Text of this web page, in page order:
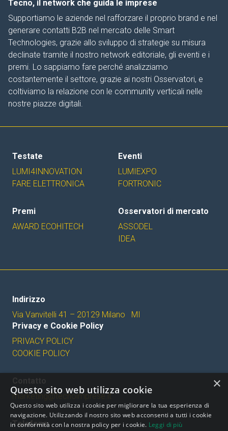
Tecno, il network che guida le imprese
Supportiamo le aziende nel rafforzare il proprio brand e nel
generare contatti B2B nel mercato delle Smart
Technologies, grazie allo sviluppo di strategie su misura
declinate tramite il nostro network editoriale, gli eventi e i
premi. Lo sappiamo fare perché analizziamo
costantemente il settore, grazie ai nostri Osservatori, e
coltiviamo la relazione con le community verticali nelle
nostre piazze digitali.
Testate
LUMI4INNOVATION
FARE ELETTRONICA
Eventi
LUMIEXPO
FORTRONIC
Premi
AWARD ECOHITECH
Osservatori di mercato
ASSODEL
IDEA
Indirizzo
Via Vanvitelli 41 – 20129 Milano MI
Privacy e Cookie Policy
PRIVACY POLICY
COOKIE POLICY
marketing@tecnoimprese.it
Telefono
×
Questo sito web utilizza cookie
Questo sito web utilizza i cookie per migliorare la tua esperienza di
navigazione. Utilizzando il nostro sito web acconsenti a tutti i cookie
in conformità con la nostra policy per i cookie. Leggi di più